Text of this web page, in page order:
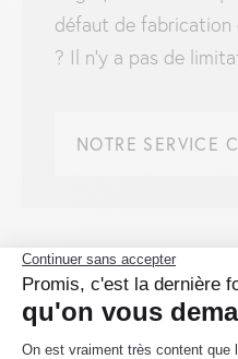
défaut de fabrication
? Il n’y a pas de
NOTRE SERVICE